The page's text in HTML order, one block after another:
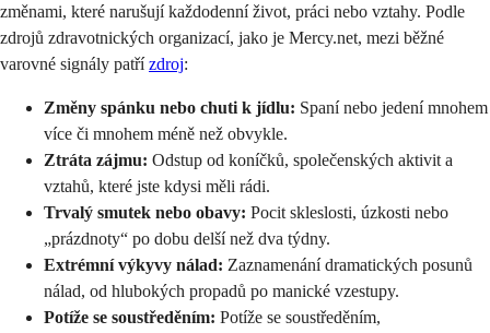
změnami, které narušují každodenní život, práci nebo vztahy. Podle
zdrojů zdravotnických organizací, jako je Mercy.net, mezi běžné
varovné signály patří zdroj:
Změny spánku nebo chuti k jídlu: Spaní nebo jedení mnohem
více či mnohem méně než obvykle.
Ztráta zájmu: Odstup od koníčků, společenských aktivit a
vztahů, které jste kdysi měli rádi.
Trvalý smutek nebo obavy: Pocit skleslosti, úzkosti nebo
„prázdnoty“ po dobu delší než dva týdny.
Extrémní výkyvy nálad: Zaznamenání dramatických posunů
nálad, od hlubokých propadů po manické vzestupy.
Potíže se soustředěním: Potíže se soustředěním,